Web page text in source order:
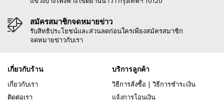
สมัครสมาชิกจดหมายข่าว
รับสิทธิประโยชน์และส่วนลดก่อนใครเพียงสมัครสมาชิก
จดหมายข่าวกับเรา
เกี่ยวกับร้าน
เกี่ยวกับเรา
ติดต่อเรา
บริการลูกค้า
วิธีการสั่งซื้อ | วิธีการชำระเงิน
แจ้งการโอนเงิน